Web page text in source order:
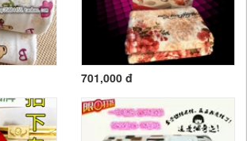
701,000 đ